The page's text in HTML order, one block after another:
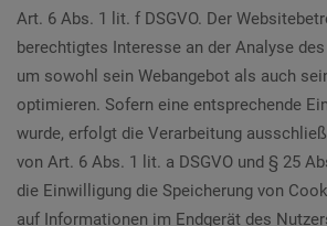
Art. 6 Abs. 1 lit. f DSGVO. Der
berechtigtes Interesse an der Analyse
um sowohl sein Webangebot als auch
optimieren. Sofern eine entsprechende
wurde, erfolgt die Verarbeitung
von Art. 6 Abs. 1 lit. a DSGVO und § 25
die Einwilligung die Speicherung von
auf Informationen im Endgerät des